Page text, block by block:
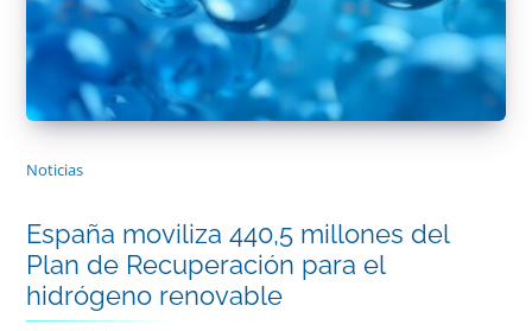
Noticias
España moviliza 440,5 millones del
Plan de Recuperación para el
hidrógeno renovable